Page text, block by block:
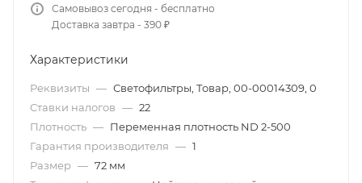
Самовывоз сегодня - бесплатно
Доставка завтра - 390 ₽
Характеристики
Реквизиты — Светофильтры, Товар, 00-00014309, 0
Ставки налогов — 22
Плотность — Переменная плотность ND 2-500
Гарантия производителя — 1
Размер — 72 мм